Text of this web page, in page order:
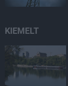
KIEMELT